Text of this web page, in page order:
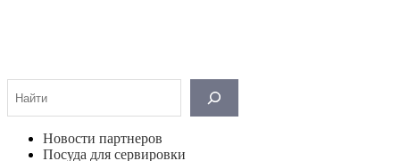
Новости партнеров
Посуда для сервировки